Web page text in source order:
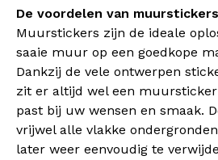
De voordelen van muurstickers
Muurstickers zijn de ideale
saaie muur op een goedkope
Dankzij de vele ontwerpen
zit er altijd wel een
past bij uw wensen en smaak.
vrijwel alle vlakke
later weer eenvoudig te